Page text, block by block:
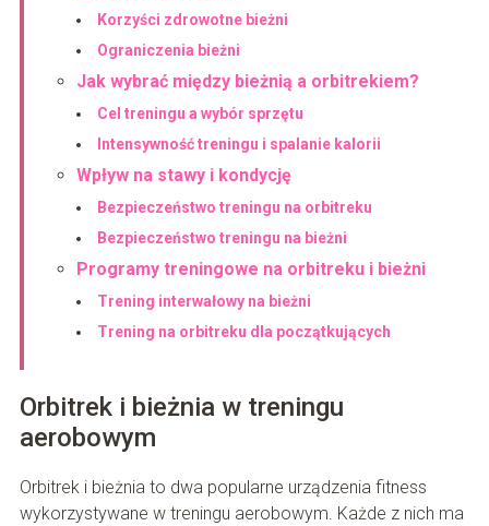
Korzyści zdrowotne bieżni
Ograniczenia bieżni
Jak wybrać między bieżnią a orbitrekiem?
Cel treningu a wybór sprzętu
Intensywność treningu i spalanie kalorii
Wpływ na stawy i kondycję
Bezpieczeństwo treningu na orbitreku
Bezpieczeństwo treningu na bieżni
Programy treningowe na orbitreku i bieżni
Trening interwałowy na bieżni
Trening na orbitreku dla początkujących
Orbitrek i bieżnia w treningu
aerobowym
Orbitrek i bieżnia to dwa popularne urządzenia fitness
wykorzystywane w treningu aerobowym. Każde z nich ma